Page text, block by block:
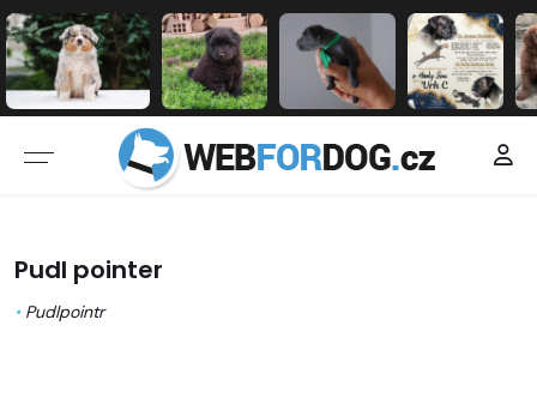
Pudl pointer
• Pudlpointr